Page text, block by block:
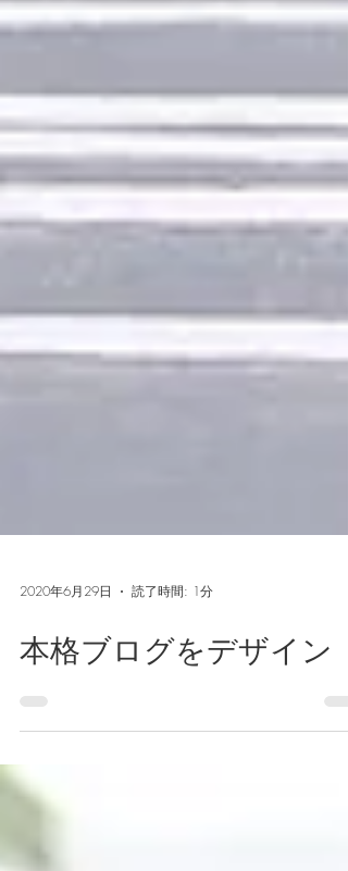
2020年6月29日 読了時間: 1分
本格ブログをデザイン